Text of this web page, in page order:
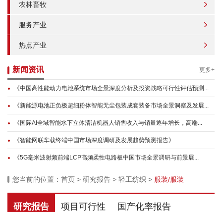
农林畜牧
服务产业
热点产业
新闻资讯 更多+
《中国高性能动力电池系统市场全景深度分析及投资战略可行性评估预测...
《新能源电池正负极超细粉体智能无尘包装成套装备市场全景洞察及发展...
《国际AI全域智能水下立体清洁机器人销售收入与销量逐年增长，高端...
《智能网联车载终端中国市场深度调研及发展趋势预测报告》
《5G毫米波射频前端LCP高频柔性电路板中国市场全景调研与前景展...
您当前的位置： 首页 > 研究报告 > 轻工纺织 > 服装/服装
研究报告 项目可行性 国产化率报告